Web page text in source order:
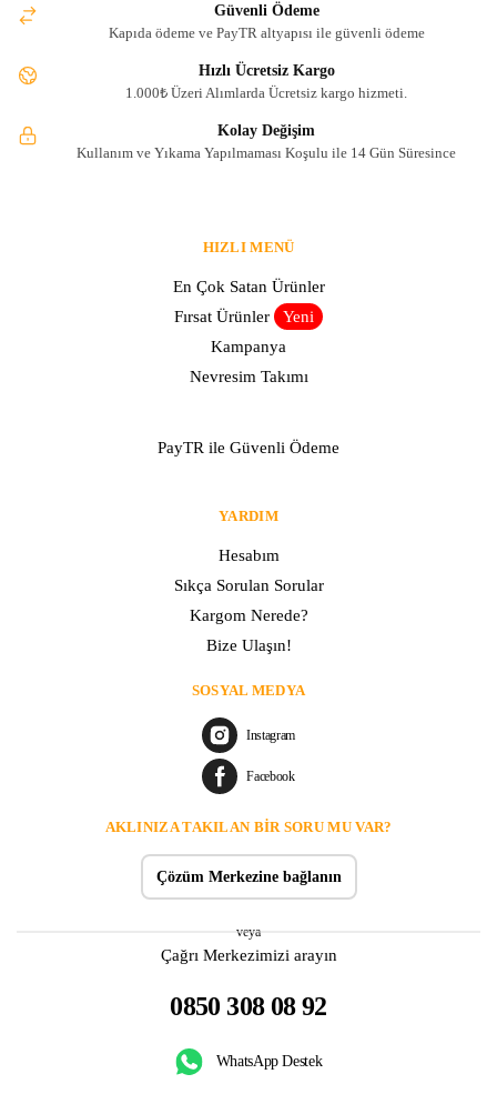
Güvenli Ödeme
Kapıda ödeme ve PayTR altyapısı ile güvenli ödeme
Hızlı Ücretsiz Kargo
1.000₺ Üzeri Alımlarda Ücretsiz kargo hizmeti.
Kolay Değişim
Kullanım ve Yıkama Yapılmaması Koşulu ile 14 Gün Süresince
HIZLI MENÜ
En Çok Satan Ürünler
Fırsat Ürünler
Yeni
Kampanya
Nevresim Takımı
PayTR ile Güvenli Ödeme
YARDIM
Hesabım
Sıkça Sorulan Sorular
Kargom Nerede?
Bize Ulaşın!
SOSYAL MEDYA
Instagram
Facebook
AKLINIZA TAKILAN BIR SORU MU VAR?
Çözüm Merkezine bağlanın
veya
Çağrı Merkezimizi arayın
0850 308 08 92
WhatsApp Destek